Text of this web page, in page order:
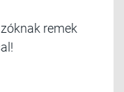
remek